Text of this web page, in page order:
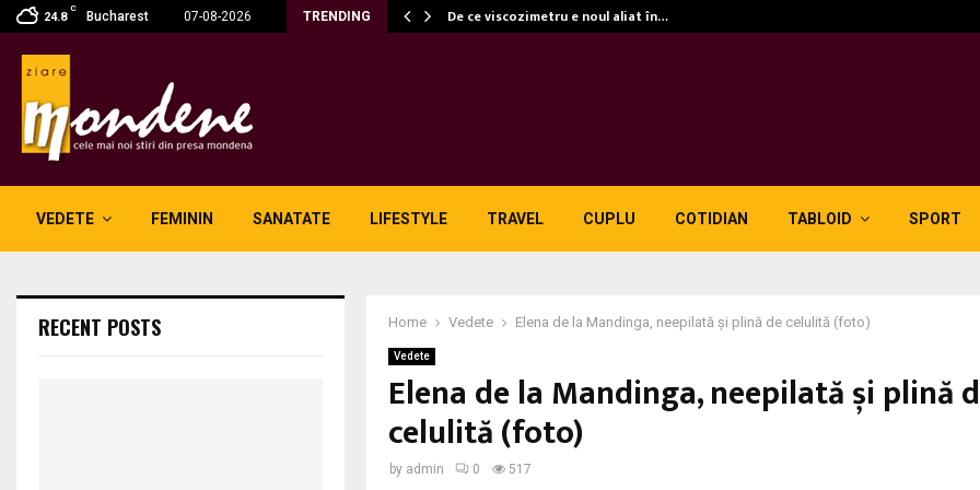
24.8
C
Bucharest 07-08-2026 TRENDING
fum: unde se potrivesc… De ce viscozimetru e noul aliat în…
VEDETE FEMININ SANATATE LIFESTYLE TRAVEL CUPLU COTIDIAN TABLOID SPORT
Home Vedete Elena de la Mandinga, neepilată și plină de celulită (foto)
Vedete
Elena de la Mandinga, neepilată și plină
celulită (foto)
by admin 0 517
RECENT POSTS